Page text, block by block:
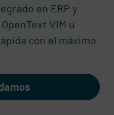
en ERP y
VIM u
con el máximo